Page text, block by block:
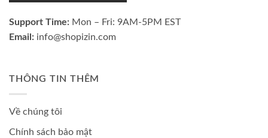
Support Time: Mon – Fri: 9AM-5PM EST
Email: info@shopizin.com
THÔNG TIN THÊM
Về chúng tôi
Chính sách bảo mật